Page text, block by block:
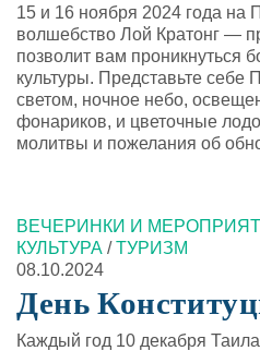
15 и 16 ноября 2024 года на
волшебство Лой Кратонг —
позволит вам проникнуться
культуры. Представьте себе
светом, ночное небо,
фонариков, и цветочные
молитвы и пожелания об
ВЕЧЕРИНКИ И
КУЛЬТУРА /ТУРИЗМ
08.10.2024
День
Каждый год 10 декабря